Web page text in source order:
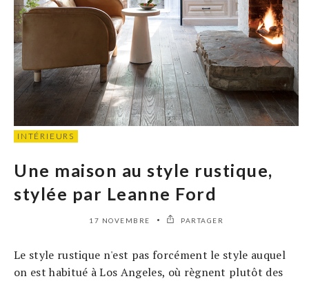
INTÉRIEURS
Une maison au style rustique,
stylée par Leanne Ford
17 NOVEMBRE PARTAGER
Le style rustique n'est pas forcément le style auquel
on est habitué à Los Angeles, où règnent plutôt des